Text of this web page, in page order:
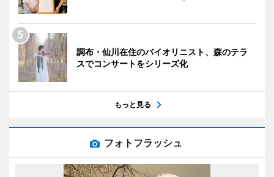
調布・仙川在住のバイオリニスト、森のテラ
スでコンサートをシリーズ化
もっと見る
フォトフラッシュ